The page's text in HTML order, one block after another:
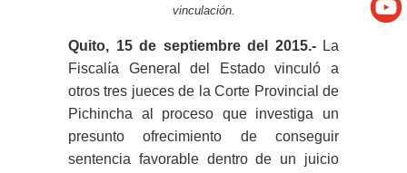
vinculación.
Quito, 15 de septiembre del 2015.-La
Fiscalía General del Estado vinculó a
otros tres jueces de la Corte Provincial de
Pichincha al proceso que investiga un
presunto ofrecimiento de conseguir
sentencia favorable dentro de un juicio